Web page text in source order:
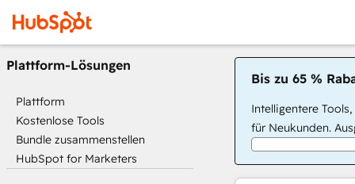
Plattform-Lösungen
Plattform
Kostenlose Tools
Bundle zusammenstellen
HubSpot for Marketers
Bis zu 65 %
Intelligentere
für Neukunden.